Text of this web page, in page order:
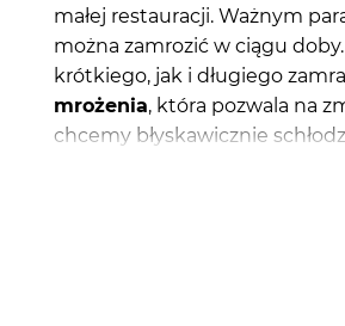
małej restauracji. Ważnym
można zamrozić w ciągu
krótkiego, jak i długiego
mrożenia, która pozwala na
chcemy błyskawicznie
Generowane przez nią
prostą i komfortową